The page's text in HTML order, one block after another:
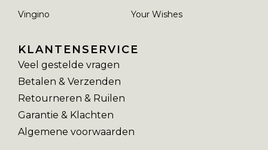
Vingino
Your Wishes
KLANTENSERVICE
Veel gestelde vragen
Betalen & Verzenden
Retourneren & Ruilen
Garantie & Klachten
Algemene voorwaarden